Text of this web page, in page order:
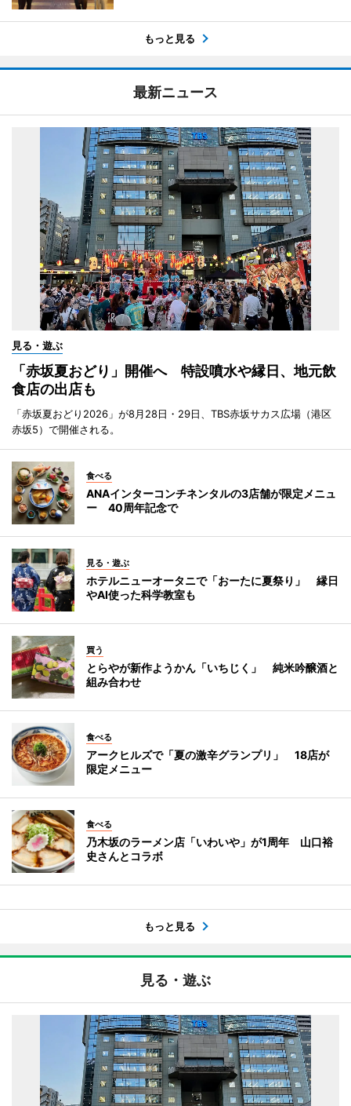
もっと見る
最新ニュース
見る・遊ぶ
「赤坂夏おどり」開催へ 特設噴水や縁日、地元飲
食店の出店も
「赤坂夏おどり2026」が8月28日・29日、TBS赤坂サカス広場（港区
赤坂5）で開催される。
食べる
ANAインターコンチネンタルの3店舗が限定メニュ
ー 40周年記念で
見る・遊ぶ
ホテルニューオータニで「おーたに夏祭り」 縁日
やAI使った科学教室も
買う
とらやが新作ようかん「いちじく」 純米吟醸酒と
組み合わせ
食べる
アークヒルズで「夏の激辛グランプリ」 18店が
限定メニュー
食べる
乃木坂のラーメン店「いわいや」が1周年 山口裕
史さんとコラボ
もっと見る
見る・遊ぶ